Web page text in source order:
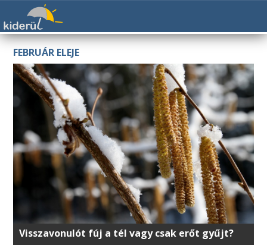
FEBRUÁR ELEJE
Visszavonulót fúj a tél vagy csak erőt gyűjt?